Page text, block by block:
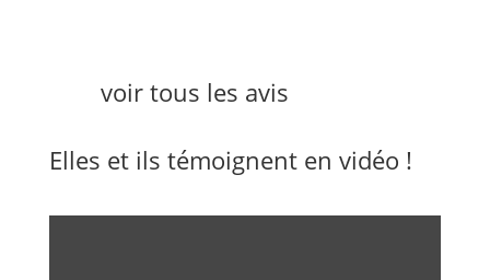
voir tous les avis
Elles et ils témoignent en vidéo !